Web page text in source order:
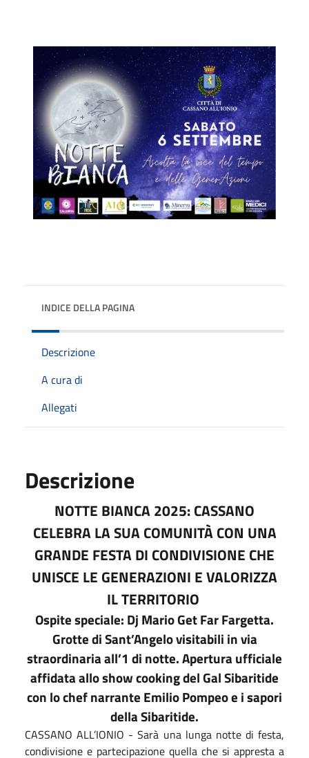
INDICE DELLA PAGINA
Descrizione
A cura di
Allegati
Descrizione
NOTTE BIANCA 2025: CASSANO
CELEBRA LA SUA COMUNITÀ CON UNA
GRANDE FESTA DI CONDIVISIONE CHE
UNISCE LE GENERAZIONI E VALORIZZA
IL TERRITORIO
Ospite speciale: Dj Mario Get Far Fargetta.
Grotte di Sant’Angelo visitabili in via
straordinaria all’1 di notte. Apertura ufficiale
affidata allo show cooking del Gal Sibaritide
con lo chef narrante Emilio Pompeo e i sapori
della Sibaritide.
CASSANO ALL’IONIO - Sarà una lunga notte di festa,
condivisione e partecipazione quella che si appresta a